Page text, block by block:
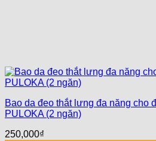
Bao da đeo thắt lưng đa năng cho
PULOKA (2 ngăn)
250,000₫